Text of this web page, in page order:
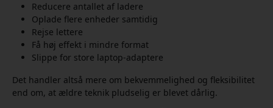
Reducere antallet af ladere
Oplade flere enheder samtidig
Rejse lettere
Få høj effekt i mindre format
Slippe for store laptop-adaptere
Det handler altså mere om bekvemmelighed og fleksibilitet
end om, at ældre teknik pludselig er blevet dårlig.